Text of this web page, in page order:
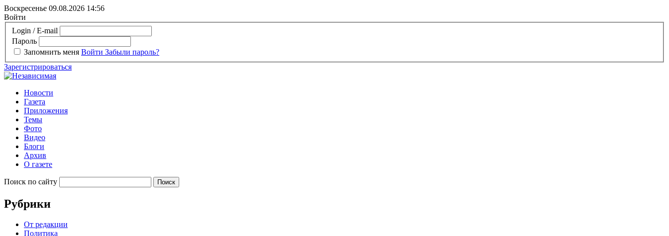
Воскресенье 09.08.2026 14:56
Войти
Login / E-mail
Пароль
Запомнить меня Войти Забыли пароль?
Зарегистрироваться
Новости
Газета
Приложения
Темы
Фото
Видео
Блоги
Архив
О газете
Поиск по сайту
Рубрики
От редакции
Политика